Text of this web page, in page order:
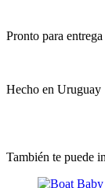
Pronto para entrega
Hecho en Uruguay
También te puede